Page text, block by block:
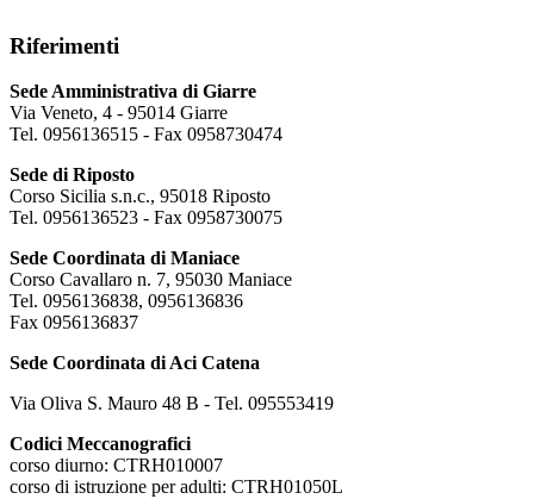
Riferimenti
Sede Amministrativa di Giarre
Via Veneto, 4 - 95014 Giarre
Tel. 0956136515 - Fax 0958730474
Sede di Riposto
Corso Sicilia s.n.c., 95018 Riposto
Tel. 0956136523 - Fax 0958730075
Sede Coordinata di Maniace
Corso Cavallaro n. 7, 95030 Maniace
Tel. 0956136838, 0956136836
Fax 0956136837
Sede Coordinata di Aci Catena
Via Oliva S. Mauro 48 B - Tel. 095553419
Codici Meccanografici
corso diurno: CTRH010007
corso di istruzione per adulti: CTRH01050L